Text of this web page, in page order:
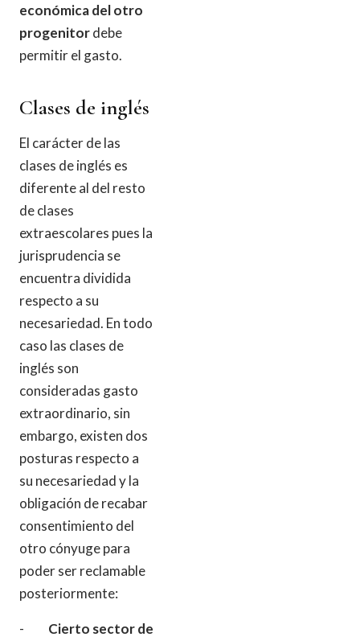
económica del otro
progenitordebe
permitir el gasto.
Clases de inglés
El carácter de las
clases de inglés es
diferente al del resto
de clases
extraescolares pues la
jurisprudencia se
encuentra dividida
respecto a su
necesariedad. En todo
caso las clases de
inglés son
consideradas gasto
extraordinario, sin
embargo, existen dos
posturas respecto a
su necesariedad y la
obligación de recabar
consentimiento del
otro cónyuge para
poder ser reclamable
posteriormente:
- Cierto sector de